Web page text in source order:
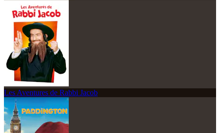
Les Aventures de Rabbi Jacob